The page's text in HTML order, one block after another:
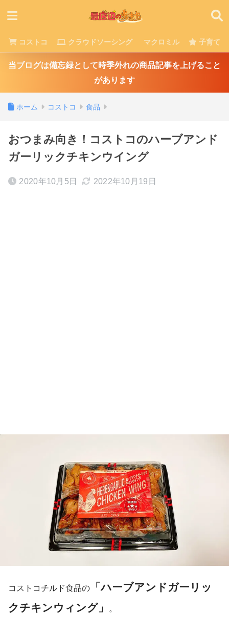
コストコ クラウドソーシング マクロミル 子育て
当ブログは備忘録として時季外れの商品記事を上げること
があります
ホーム コストコ 食品
おつまみ向き！コストコのハーブアンド
ガーリックチキンウイング
2020年10月5日 2022年10月19日
コストコチルド食品の
「ハーブアンドガーリッ
クチキンウィング」
。